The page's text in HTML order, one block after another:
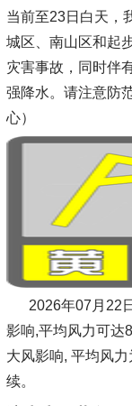
当前至23日白天，
城区、南山区和起
灾害事故，同时伴
强降水。请注意防
心）
2026年07月22
影响,平均风力可达
大风影响, 平均风
续。